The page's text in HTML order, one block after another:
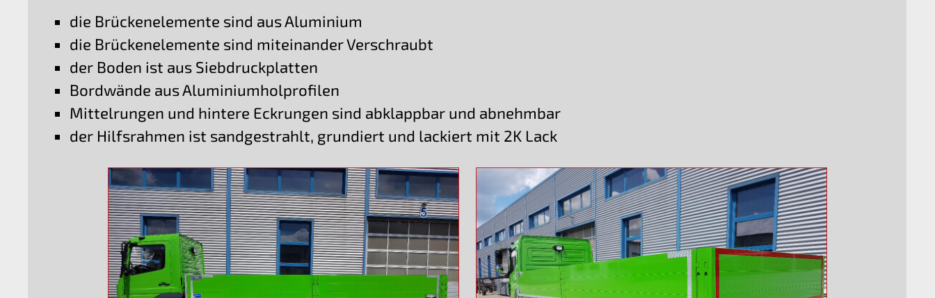
die Brückenelemente sind aus Aluminium
die Brückenelemente sind miteinander Verschraubt
der Boden ist aus Siebdruckplatten
Bordwände aus Aluminiumholprofilen
Mittelrungen und hintere Eckrungen sind abklappbar und abnehmbar
der Hilfsrahmen ist sandgestrahlt, grundiert und lackiert mit 2K Lack